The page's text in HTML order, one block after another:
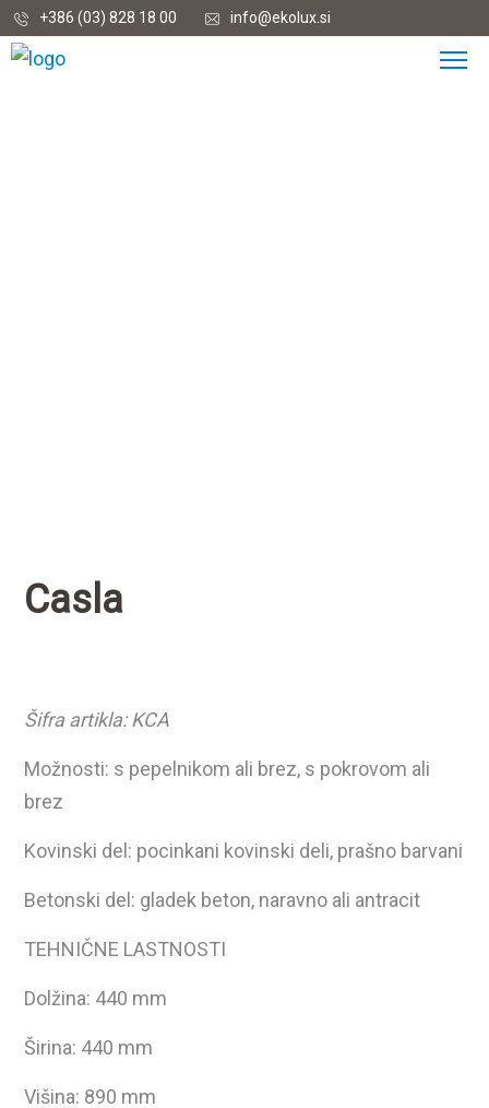
+386 (03) 828 18 00 info@ekolux.si
Casla
Šifra artikla: KCA
Možnosti: s pepelnikom ali brez, s pokrovom ali
brez
Kovinski del: pocinkani kovinski deli, prašno barvani
Betonski del: gladek beton, naravno ali antracit
TEHNIČNE LASTNOSTI
Dolžina: 440 mm
Širina: 440 mm
Višina: 890 mm